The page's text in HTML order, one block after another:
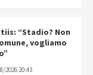
“Stadio? Non
vogliamo
2026 20:43